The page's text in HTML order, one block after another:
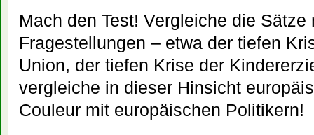
Mach den Test! Vergleiche die Sätze
Fragestellungen – etwa der tiefen
Union, der tiefen Krise der
vergleiche in dieser Hinsicht
Couleur mit europäischen Politikern!